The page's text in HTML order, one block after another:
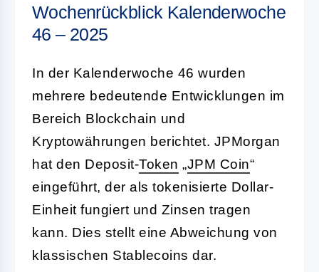
Wochenrückblick Kalenderwoche
46 – 2025
In der Kalenderwoche 46 wurden
mehrere bedeutende Entwicklungen im
Bereich Blockchain und
Kryptowährungen berichtet. JPMorgan
hat den Deposit-Token „JPM Coin“
eingeführt, der als tokenisierte Dollar-
Einheit fungiert und Zinsen tragen
kann. Dies stellt eine Abweichung von
klassischen Stablecoins dar.